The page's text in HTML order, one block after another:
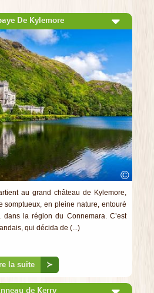
De Kylemore
©
au grand château de Kylemore,
somptueux, en pleine nature, entouré
dans la région du Connemara. C’est
qui décida de (...)
la suite ≻
de Kerry